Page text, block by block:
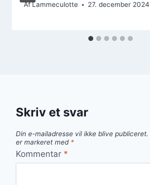
AfLammeculotte 27. december 2024
Skriv et svar
Din e-mailadresse vil ikke blive publiceret.
er markeret med *
Kommentar *